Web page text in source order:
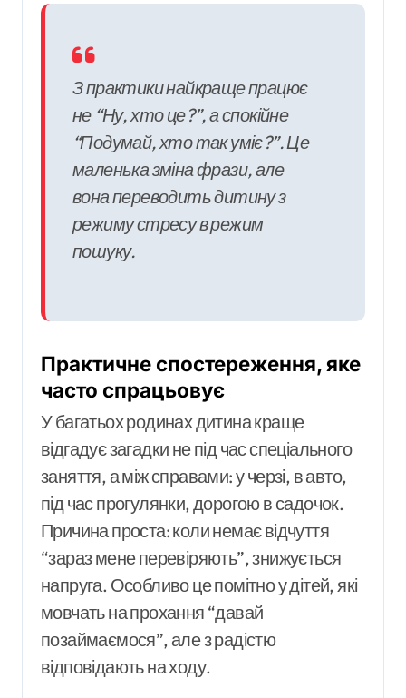
З практики найкраще працює
не “Ну, хто це?”, а спокійне
“Подумай, хто так уміє?”. Це
маленька зміна фрази, але
вона переводить дитину з
режиму стресу в режим
пошуку.
Практичне спостереження, яке
часто спрацьовує
У багатьох родинах дитина краще
відгадує загадки не під час спеціального
заняття, а між справами: у черзі, в авто,
під час прогулянки, дорогою в садочок.
Причина проста: коли немає відчуття
“зараз мене перевіряють”, знижується
напруга. Особливо це помітно у дітей, які
мовчать на прохання “давай
позаймаємося”, але з радістю
відповідають на ходу.